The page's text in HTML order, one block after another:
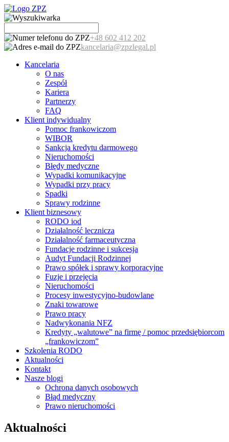
+48 602 412 202
kancelaria@zpzlegal.pl
Kancelaria
O nas
Zespół
Kariera
Partnerzy
FAQ
Klient indywidualny
Pomoc frankowiczom
WIBOR
Sankcja kredytu darmowego
Nieruchomości
Błędy medyczne
Wypadki komunikacyjne
Wypadki przy pracy
Spadki
Sprawy rodzinne
Klient biznesowy
RODO iod
Działalność lecznicza
Działalność farmaceutyczna
Fundacje rodzinne i sukcesja
Audyt Fundacji Rodzinnej
Prawo spółek i sprawy korporacyjne
Fuzje i przejęcia
Nieruchomości
Procesy inwestycyjno-budowlane
Znaki towarowe
Prawo pracy
Nadwykonania NFZ
Kredyty „walutowe” na firmę / pomoc przedsiębiorcom
„frankowiczom”
Szkolenia RODO
Aktualności
Kontakt
Nasze blogi
Ochrona danych osobowych
Błąd medyczny
Prawo nieruchomości
Aktualności